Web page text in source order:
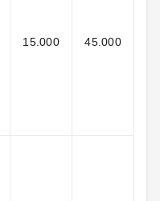
15.000 45.000